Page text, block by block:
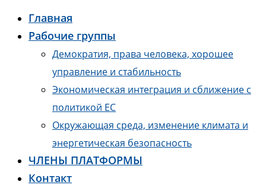
Главная
Рабочие группы
Демократия, права человека, хорошее
управление и стабильность
Экономическая интеграция и сближение с
политикой ЕС
Окружающая среда, изменение климата и
энергетическая безопасность
ЧЛЕНЫ ПЛАТФОРМЫ
Контакт